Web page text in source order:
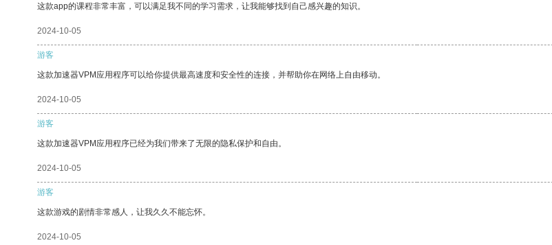
这款app的课程非常丰富，可以满足我不同的学习需求，让我能够找到自己感兴趣的知识。
2024-10-05
游客
这款加速器VPM应用程序可以给你提供最高速度和安全性的连接，并帮助你在网络上自由移动。
2024-10-05
游客
这款加速器VPM应用程序已经为我们带来了无限的隐私保护和自由。
2024-10-05
游客
这款游戏的剧情非常感人，让我久久不能忘怀。
2024-10-05